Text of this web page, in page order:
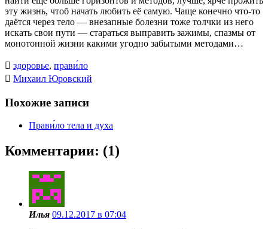
эту жизнь, чтоб начать любить её самую. Чаще конечно что-то
даётся через тело — внезапные болезни тоже толчки из него
искать свои пути — стараться выправить зажимы, спазмы от
монотонной жизни какими угодно забытыми методами…
 здоровье, прави́ло
 Михаил Юровский
Похожие записи
Прави́ло тела и духа
Комментарии: (1)
Илья 09.12.2017 в 07:04